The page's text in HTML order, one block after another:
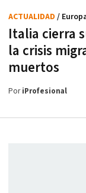
Italia cierra
la crisis
muertos
ACTUALIDAD /
PoriProfesional